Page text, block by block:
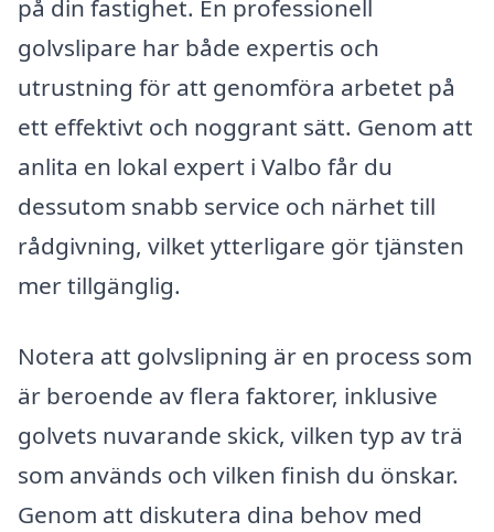
på din fastighet. En professionell
golvslipare har både expertis och
utrustning för att genomföra arbetet på
ett effektivt och noggrant sätt. Genom att
anlita en lokal expert i Valbo får du
dessutom snabb service och närhet till
rådgivning, vilket ytterligare gör tjänsten
mer tillgänglig.
Notera att golvslipning är en process som
är beroende av flera faktorer, inklusive
golvets nuvarande skick, vilken typ av trä
som används och vilken finish du önskar.
Genom att diskutera dina behov med